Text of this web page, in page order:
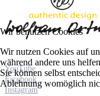
YouTube
Facebook
Instagram
Wir benutzen Cookies
Wir nutzen Cookies auf
während andere uns
Sie können selbst
Ablehnung womöglich